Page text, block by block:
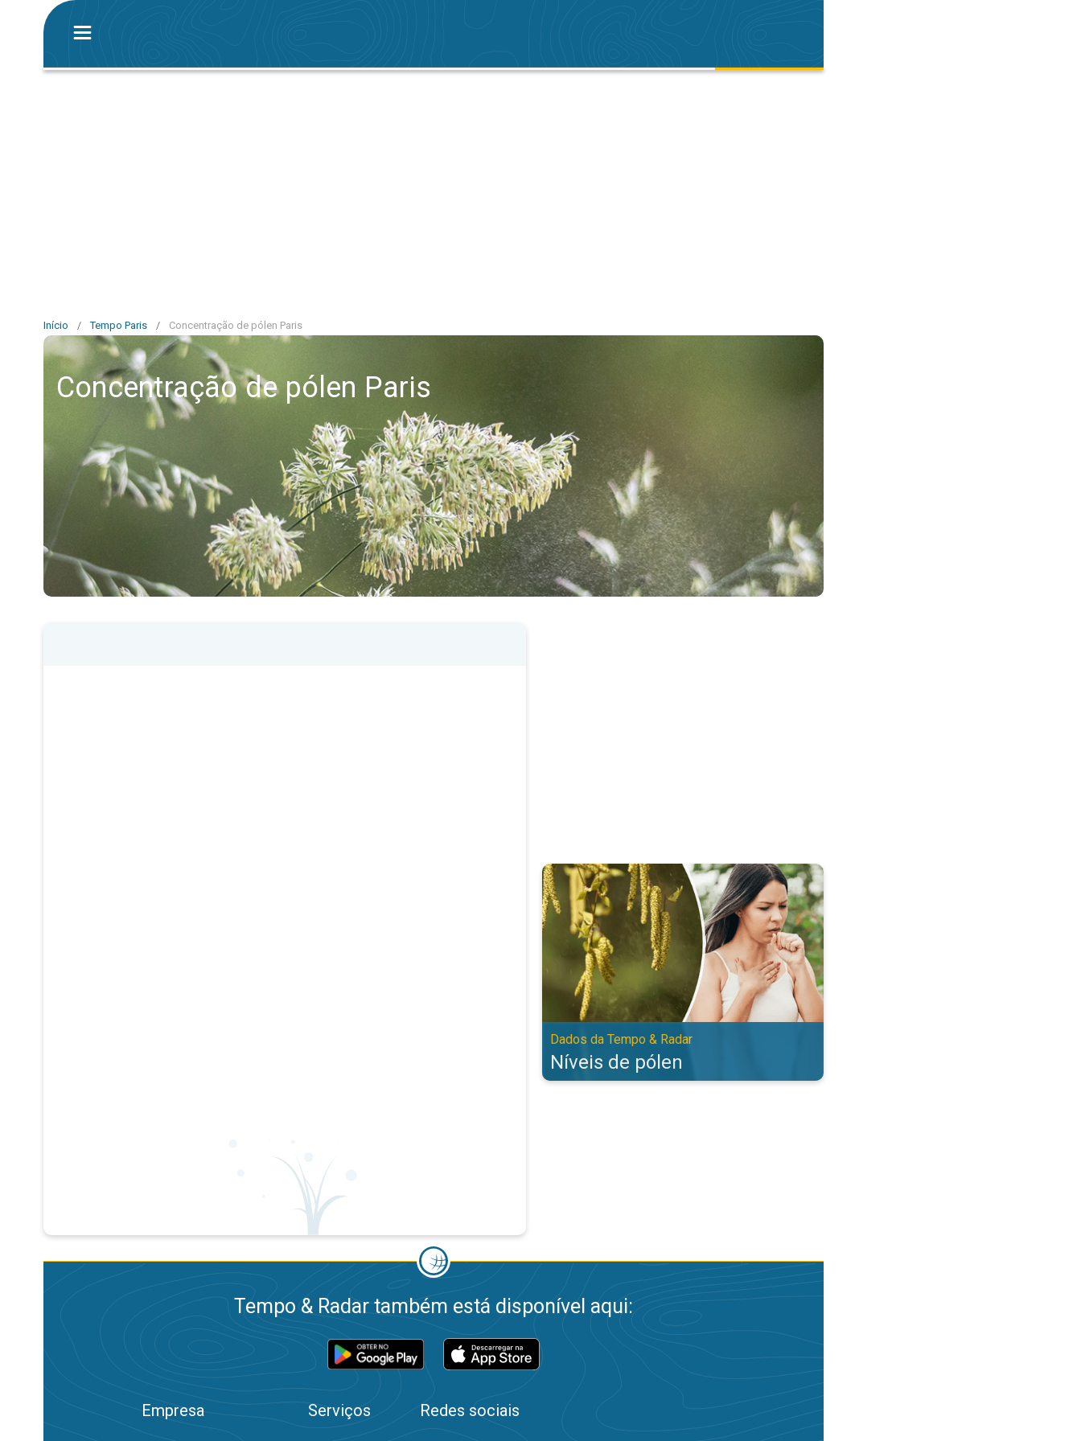
Início / Tempo Paris / Concentração de pólen Paris
Concentração de pólen Paris
Níveis de pólen. Dados da Tempo & Radar. . .
Dados da Tempo & Radar
Níveis de pólen
Tempo & Radar também está disponível aqui:
Empresa Serviços Redes sociais